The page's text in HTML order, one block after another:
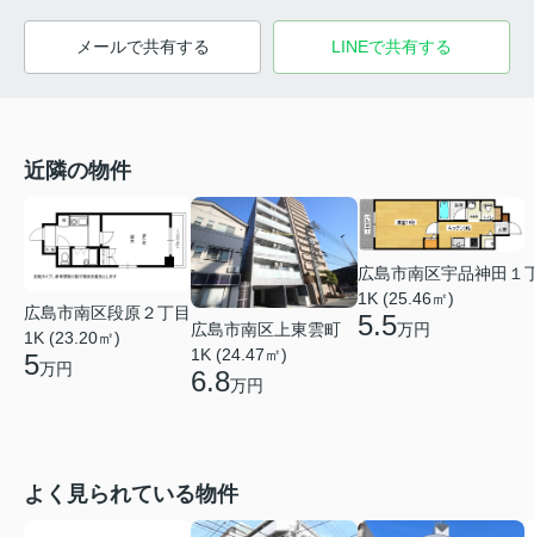
メールで共有する LINEで共有する
近隣の物件
広島市南区段原２丁目
1K (23.20㎡)
5万円
広島市南区上東雲町
1K (24.47㎡)
6.8万円
広島市南区宇品神田１
1K (25.46㎡)
5.5万円
よく見られている物件